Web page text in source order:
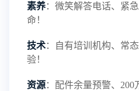
素养：微笑解答电话、紧
命！
技术：自有培训机构、常
验！
资源：配件余量预警、